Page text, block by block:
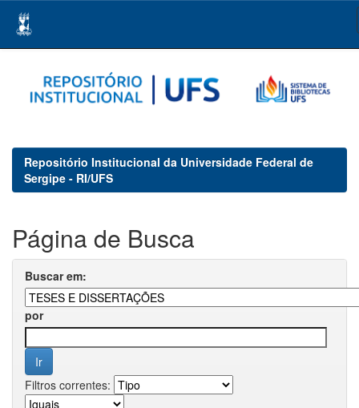
navigation
Repositório Institucional da Universidade Federal de
Sergipe - RI/UFS
Página de Busca
Buscar em:
por
Filtros correntes: